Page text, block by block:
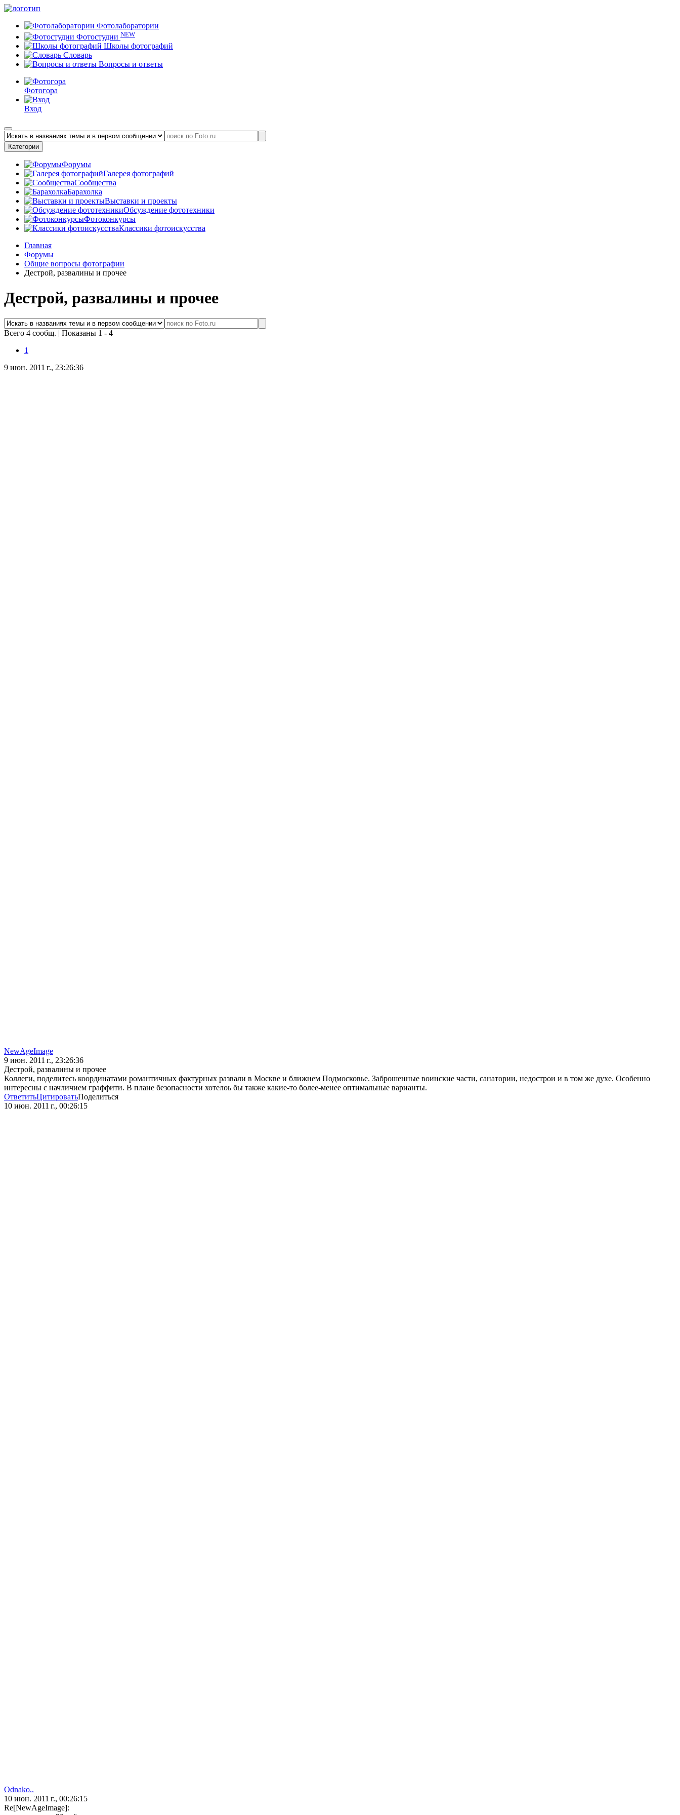
Фотолаборатории
Фотостудии NEW
Школы фотографий
Словарь
Вопросы и ответы
Фотогора
Вход
Категории
Форумы
Галерея фотографий
Сообщества
Барахолка
Выставки и проекты
Обсуждение фототехники
Фотоконкурсы
Классики фотоискусства
Главная
Форумы
Общие вопросы фотографии
Дестрой, развалины и прочее
Дестрой, развалины и прочее
Всего 4 сообщ. | Показаны 1 - 4
1
9 июн. 2011 г., 23:26:36
NewAgeImage
9 июн. 2011 г., 23:26:36
Дестрой, развалины и прочее
Коллеги, поделитесь координатами романтичных фактурных развали в Москве и ближнем Подмосковье. Заброшенные воинские части, санатории, недострои и в том же духе. Особенно
интересны с начличием граффити. В плане безопасности хотелоь бы также какие-то более-менее оптимальные варианты.
ОтветитьЦитироватьПоделиться
10 июн. 2011 г., 00:26:15
Odnako..
10 июн. 2011 г., 00:26:15
Re[NewAgeImage]: